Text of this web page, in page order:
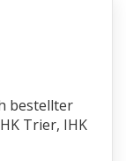
bestellter
Trier, IHK